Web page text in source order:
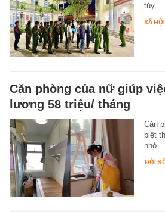
túy.
XÃ HỘI
Căn phòng của nữ giúp
lương 58 triệu/ tháng
Căn
biệt
nhỏ.
ĐỜI